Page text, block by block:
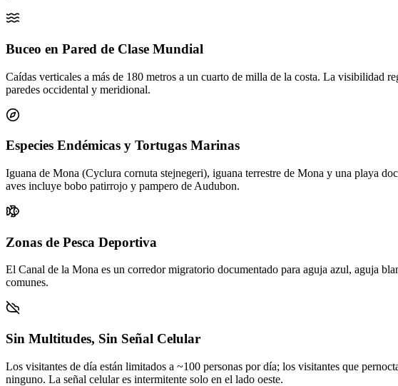
Buceo en Pared de Clase Mundial
Caídas verticales a más de 180 metros a un cuarto de milla de la costa. La visibilidad
paredes occidental y meridional.
Especies Endémicas y Tortugas Marinas
Iguana de Mona (Cyclura cornuta stejnegeri), iguana terrestre de Mona y una playa
aves incluye bobo patirrojo y pampero de Audubon.
Zonas de Pesca Deportiva
El Canal de la Mona es un corredor migratorio documentado para aguja azul, aguja
comunes.
Sin Multitudes, Sin Señal Celular
Los visitantes de día están limitados a ~100 personas por día; los visitantes que
ninguno. La señal celular es intermitente solo en el lado oeste.